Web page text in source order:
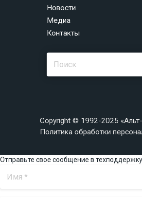
Новости
Медиа
Контакты
Copyright © 1992-2025
Политика обработки
Отправьте свое сообщение в техподдержку